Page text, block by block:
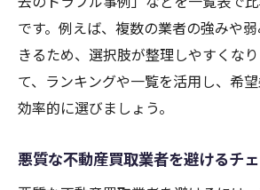
です。例えば、複数の業者の強みや
きるため、選択肢が整理しやすくな
て、ランキングや一覧を活用し、希
効率的に選びましょう。
悪質な不動産買取業者を避けるチ